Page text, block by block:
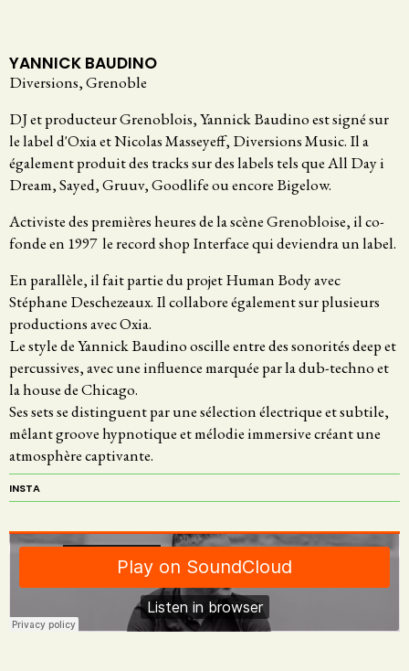
YANNICK BAUDINO
Diversions, Grenoble
DJ et producteur Grenoblois, Yannick Baudino est signé sur
le label d'Oxia et Nicolas Masseyeff, Diversions Music. Il a
également produit des tracks sur des labels tels que All Day i
Dream, Sayed, Gruuv, Goodlife ou encore Bigelow.
Activiste des premières heures de la scène Grenobloise, il co-
fonde en 1997 le record shop Interface qui deviendra un label.
En parallèle, il fait partie du projet Human Body avec
Stéphane Deschezeaux. Il collabore également sur plusieurs
productions avec Oxia.
Le style de Yannick Baudino oscille entre des sonorités deep et
percussives, avec une influence marquée par la dub-techno et
la house de Chicago.
Ses sets se distinguent par une sélection électrique et subtile,
mêlant groove hypnotique et mélodie immersive créant une
atmosphère captivante.
INSTA